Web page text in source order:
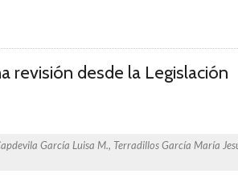
revisión desde la Legislación
García Luisa M., Terradillos García María